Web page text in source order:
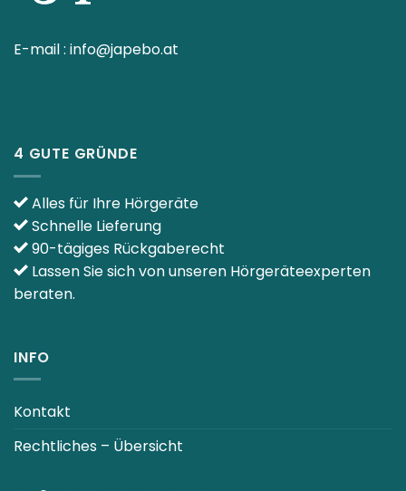
E-mail : info@japebo.at
4 GUTE GRÜNDE
Alles für Ihre Hörgeräte
Schnelle Lieferung
90-tägiges Rückgaberecht
Lassen Sie sich von unseren Hörgeräteexperten
beraten.
INFO
Kontakt
Rechtliches – Übersicht